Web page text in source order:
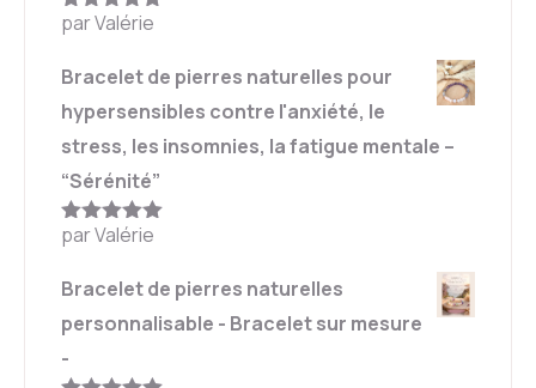
Note5 sur
par Valérie
Bracelet de pierres naturelles pour
hypersensibles contre l'anxiété, le
stress, les insomnies, la fatigue mentale –
“Sérénité”
Note5 sur
par Valérie
Bracelet de pierres naturelles
personnalisable - Bracelet sur mesure
-